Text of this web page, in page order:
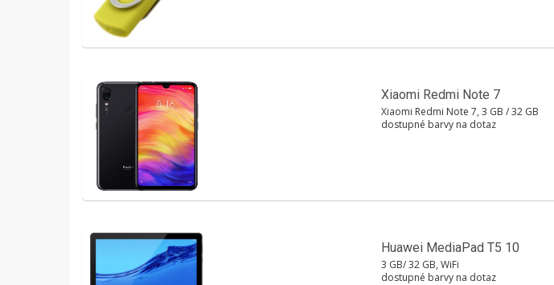
Xiaomi Redmi Note 7
Xiaomi Redmi Note 7, 3 GB / 32 GB
dostupné barvy na dotaz
Huawei MediaPad T5 10
3 GB/ 32 GB, WiFi
dostupné barvy na dotaz